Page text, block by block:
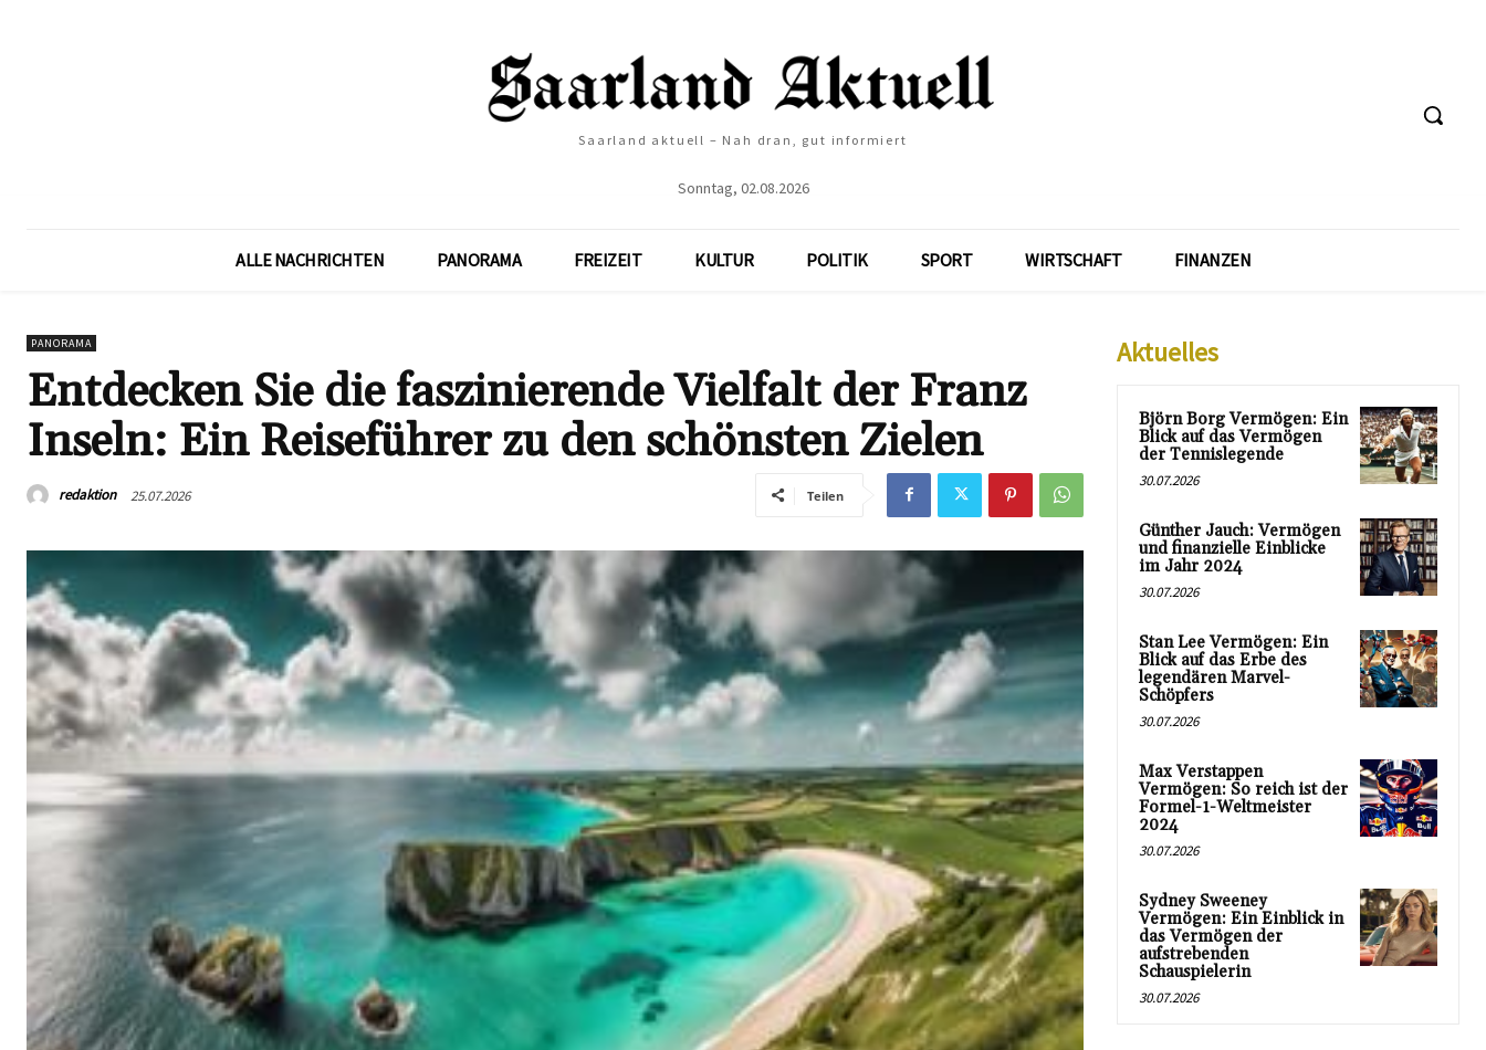
Saarland aktuell – Nah dran, gut informiert
Sonntag, 02.08.2026
ALLE NACHRICHTEN PANORAMA FREIZEIT KULTUR POLITIK SPORT WIRTSCHAFT FINANZEN
PANORAMA
Entdecken Sie die faszinierende Vielfalt der Franz
Inseln: Ein Reiseführer zu den schönsten Zielen
redaktion 25.07.2026 Teilen
Aktuelles
Björn Borg Vermögen: Ein
Blick auf das Vermögen
der Tennislegende
30.07.2026
Günther Jauch: Vermögen
und finanzielle Einblicke
im Jahr 2024
30.07.2026
Stan Lee Vermögen: Ein
Blick auf das Erbe des
legendären Marvel-
Schöpfers
30.07.2026
Max Verstappen
Vermögen: So reich ist der
Formel-1-Weltmeister
2024
30.07.2026
Sydney Sweeney
Vermögen: Ein Einblick in
das Vermögen der
aufstrebenden
Schauspielerin
30.07.2026